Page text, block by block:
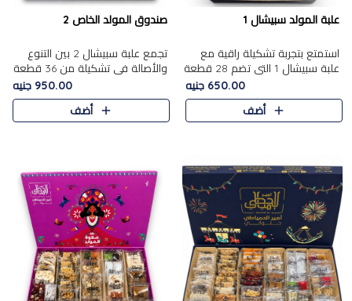
علبة المولد سبيشال 1
استمتع بتجربة تشكيلة راقية مع
علبة سبيشال 1 التي تضم 28 قطعة
من تشكيلة مختارة بعناية من أفخر
حلويات المولد المصرية الأصلية
الشرقية. تحتوي ال..
650.00 جنيه
أضف
صندوق المولد الخاص 2
تجمع علبة سبيشال 2 بين التنوع
والأصالة في تشكيلة من 36 قطعة
تضم أشهر حلويات المولد الشرقية.
تحتوي العلبة على الجزرية بالفول،
والجزرية بالبن..
950.00 جنيه
أضف